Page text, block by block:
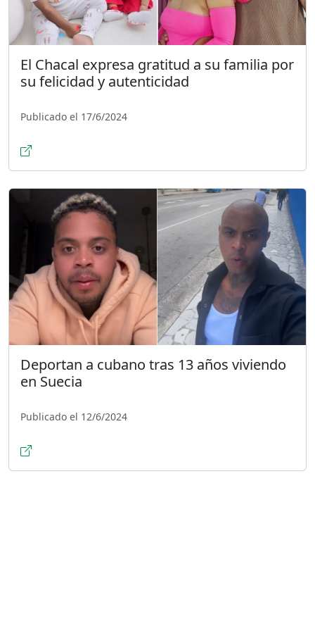
El Chacal expresa gratitud a su familia por
su felicidad y autenticidad
Publicado el 17/6/2024
Deportan a cubano tras 13 años viviendo
en Suecia
Publicado el 12/6/2024